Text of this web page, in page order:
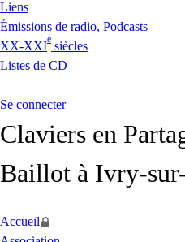
Liens
Émissions de radio, Podcasts
XX-XXI
e
siècles
Listes de CD
Se connecter
Claviers en
Baillot à Ivry-
Accueil